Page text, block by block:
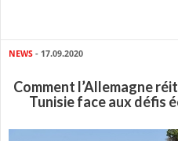
NEWS - 17.09.2020
Comment l’Allemagne
Tunisie face aux défis